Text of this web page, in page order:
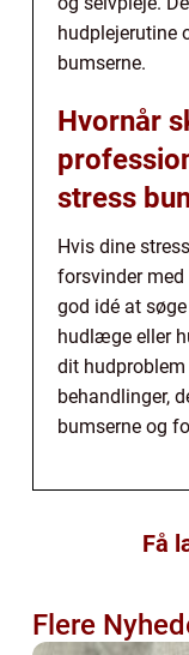
hudplejerutine
bumserne.
Hvornår
stress
Hvis dine
forsvinder med
god idé at
hudlæge eller
dit
behandlinger,
bumserne og
Få
Flere